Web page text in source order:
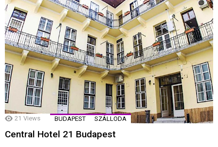
21 Views BUDAPEST SZÁLLODA
Central Hotel 21 Budapest